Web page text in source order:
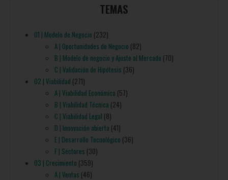
TEMAS
01 | Modelo de Negocio (232)
A | Oportunidades de Negocio (82)
B | Modelo de negocio y Ajuste al Mercado (70)
C | Validación de Hipótesis (36)
02 | Viabilidad (271)
A | Viabilidad Económica (57)
B | Viabilidad Técnica (24)
C | Viabilidad Legal (8)
D | Innovación abierta (41)
E | Desarrollo Tecnológico (36)
F | Sectores (30)
03 | Crecimiento (359)
A | Ventas (46)